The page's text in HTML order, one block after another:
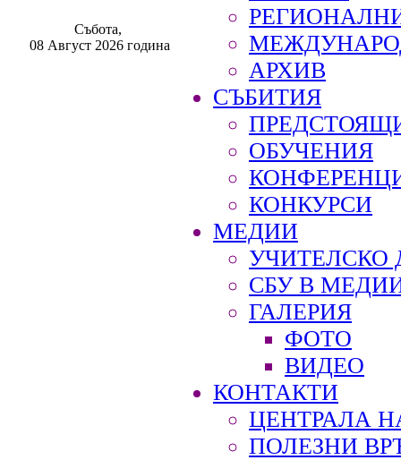
Събота,
08 Август 2026 година
АРХИВ
СЪБИТИЯ
ОБУЧЕНИЯ
КОНКУРСИ
МЕДИИ
УЧИТЕЛСКО
СБУ В
ГАЛЕРИЯ
ФОТО
ВИДЕО
КОНТАКТИ
ЦЕНТРАЛА
ПОЛЕЗНИ